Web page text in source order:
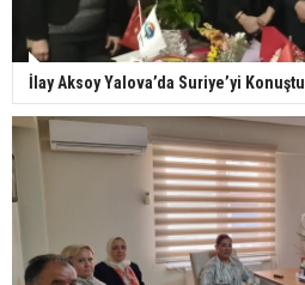
İlay Aksoy Yalova’da Suriye’yi Konuştu